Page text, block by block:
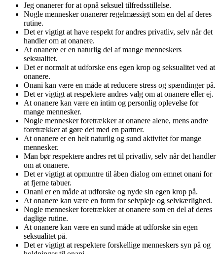
Jeg onanerer for at opnå seksuel tilfredsstillelse.
Nogle mennesker onanerer regelmæssigt som en del af deres
rutine.
Det er vigtigt at have respekt for andres privatliv, selv når det
handler om at onanere.
At onanere er en naturlig del af mange menneskers
seksualitet.
Det er normalt at udforske ens egen krop og seksualitet ved at
onanere.
Onani kan være en måde at reducere stress og spændinger på.
Det er vigtigt at respektere andres valg om at onanere eller ej.
At onanere kan være en intim og personlig oplevelse for
mange mennesker.
Nogle mennesker foretrækker at onanere alene, mens andre
foretrækker at gøre det med en partner.
At onanere er en helt naturlig og sund aktivitet for mange
mennesker.
Man bør respektere andres ret til privatliv, selv når det handler
om at onanere.
Det er vigtigt at opmuntre til åben dialog om emnet onani for
at fjerne tabuer.
Onani er en måde at udforske og nyde sin egen krop på.
At onanere kan være en form for selvpleje og selvkærlighed.
Nogle mennesker foretrækker at onanere som en del af deres
daglige rutine.
At onanere kan være en sund måde at udforske sin egen
seksualitet på.
Det er vigtigt at respektere forskellige menneskers syn på og